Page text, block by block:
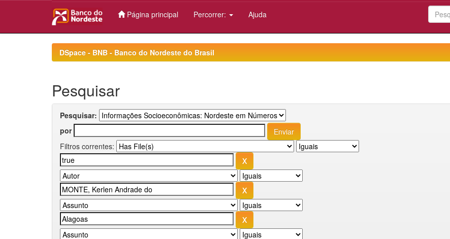
Página principal Percorrer: Ajuda
DSpace - BNB - Banco do Nordeste do Brasil
Pesquisar
Pesquisar:
por
Filtros correntes: